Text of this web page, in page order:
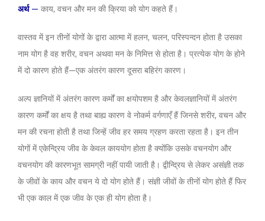
अर्थ— काय, वचन और मन की क्रिया को योग कहते हैं।
वास्तव में इन तीनों योगों के द्वारा आत्मा में हलन, चलन, परिस्पन्दन होता है उसका
नाम योग है वह शरीर, वचन अथवा मन के निमित्त से होता है। प्रत्येक योग के होने
में दो कारण होते हैं—एक अंतरंग कारण दूसरा बहिरंग कारण।
अल्प ज्ञानियों में अंतरंग कारण कर्मों का क्षयोपशम है और केवलज्ञानियों में अंतरंग
कारण कर्मों का क्षय है तथा बाह्य कारण वे नोकर्म वर्गणाएँ हैं जिनसे शरीर, वचन और
मन की रचना होती है तथा जिन्हें जीव हर समय ग्रहण करता रहता है। इन तीन
योगों में एकेन्द्रिय जीव के केवल काययोग होता है क्योंकि उसके वचनयोग और
वचनयोग की कारणभूत सामग्री नहीं पायी जाती है। द्वीन्द्रिय से लेकर असंज्ञी तक
के जीवों के काय और वचन ये दो योग होते हैं। संज्ञी जीवों के तीनों योग होते हैं फिर
भी एक काल में एक जीव के एक ही योग होता है।